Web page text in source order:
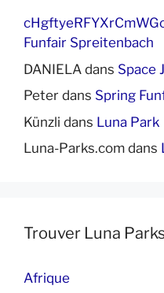
Funfair Spreitenbach
DANIELA dans Space
Peter dans Spring
Künzli dans Luna
Luna-Parks.com dans
Trouver Luna
Afrique